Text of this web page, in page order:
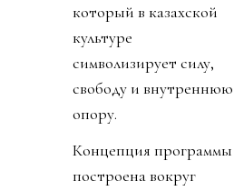
который в казахской
культуре
символизирует силу,
свободу и внутреннюю
опору.
Концепция программы
построена вокруг